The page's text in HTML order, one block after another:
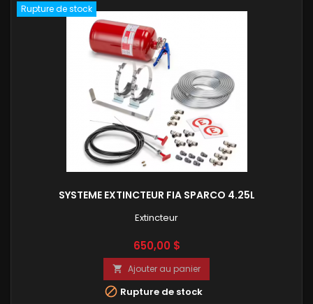
Rupture de stock
SYSTEME EXTINCTEUR FIA SPARCO 4.25L
Extincteur
Prix
650,00 $
 Ajouter au panier
 Rupture de stock